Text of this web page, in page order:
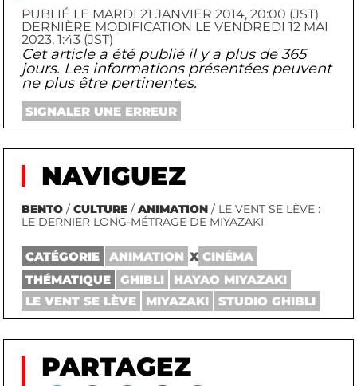
PUBLIÉ LE MARDI 21 JANVIER 2014, 20:00 (JST)
DERNIÈRE MODIFICATION LE VENDREDI 12 MAI
2023, 1:43 (JST)
Cet article a été publié il y a plus de 365
jours. Les informations présentées peuvent
ne plus être pertinentes.
SIGNALER UNE ERREUR
NAVIGUEZ
BENTO /CULTURE /ANIMATION / LE VENT SE LÈVE :
LE DERNIER LONG-MÉTRAGE DE MIYAZAKI
CATÉGORIE ANIMATION X CINÉMA
THÉMATIQUE
GHIBLI
HAYAO MIYAZAKI
LE VENT SE LÈVE
MIYAZAKI STUDIO GHIBLI
PARTAGEZ